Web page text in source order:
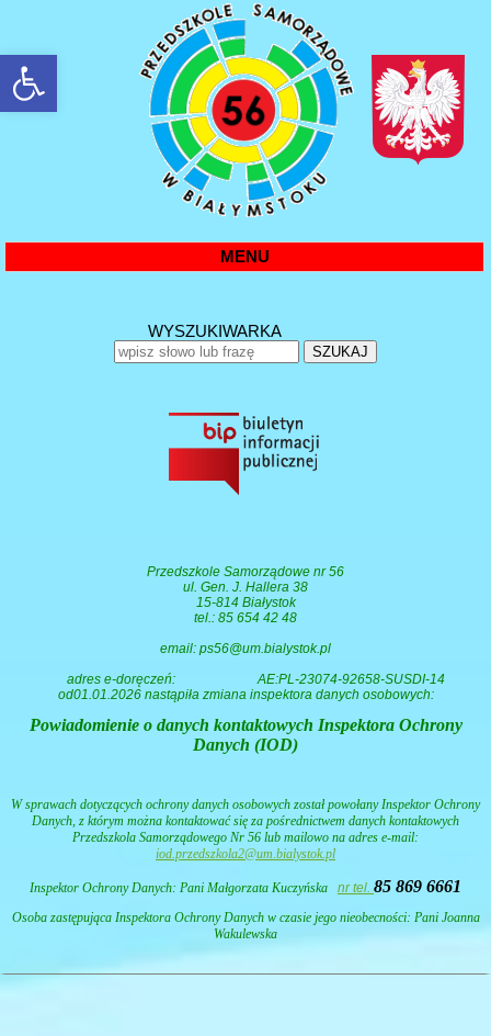
rozwiń/zwiń panel
MENU
WYSZUKIWARKA
SZUKAJ
Przedszkole Samorządowe nr 56
ul. Gen. J. Hallera 38
15-814 Białystok
tel.: 85 654 42 48
email: ps56@um.bialystok.pl
adres e-doręczeń:AE:PL-23074-92658-SUSDI-14
od01.01.2026 nastąpiła zmiana inspektora danych osobowych:
Powiadomienie o danych kontaktowych Inspektora Ochrony
Danych (IOD)
W sprawach dotyczących ochrony danych osobowych został powołany Inspektor Ochrony
Danych, z którym można kontaktować się za pośrednictwem danych kontaktowych
Przedszkola Samorządowego Nr 56 lub mailowo na adres e-mail:
iod.przedszkola2@um.bialystok.pl
Inspektor Ochrony Danych: Pani Małgorzata Kuczyńska nr tel. 85 869 6661
Osoba zastępująca Inspektora Ochrony Danych w czasie jego nieobecności: Pani Joanna
Wakulewska